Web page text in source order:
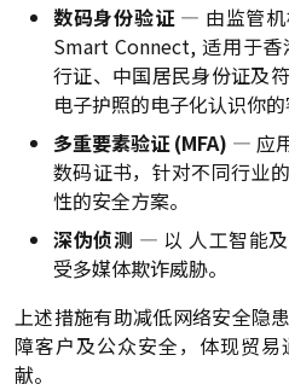
数码身份验证 — 由监管机
Smart Connect, 适用于
行证、中国居民身份证及
电子护照的电子化认识你的
多重要素验证 (MFA) — 应
数码证书，针对不同行业
性的安全方案。
深伪侦测 — 以 人工智能
受多媒体欺诈威胁。
上述措施有助减低网络安全隐
障客户及公众安全，体现贸
献。